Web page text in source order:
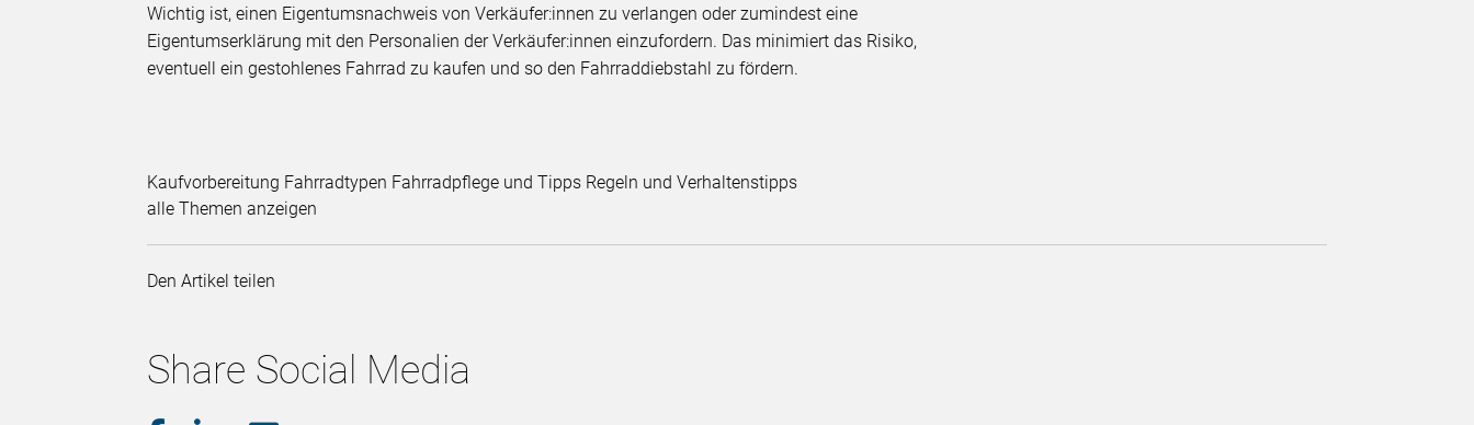
Wichtig ist, einen Eigentumsnachweis von Verkäufer:innen zu verlangen oder zumindest eine
Eigentumserklärung mit den Personalien der Verkäufer:innen einzufordern. Das minimiert das Risiko,
eventuell ein gestohlenes Fahrrad zu kaufen und so den Fahrraddiebstahl zu fördern.
Kaufvorbereitung Fahrradtypen Fahrradpflege und Tipps Regeln und Verhaltenstipps
alle Themen anzeigen
Den Artikel teilen
Share Social Media